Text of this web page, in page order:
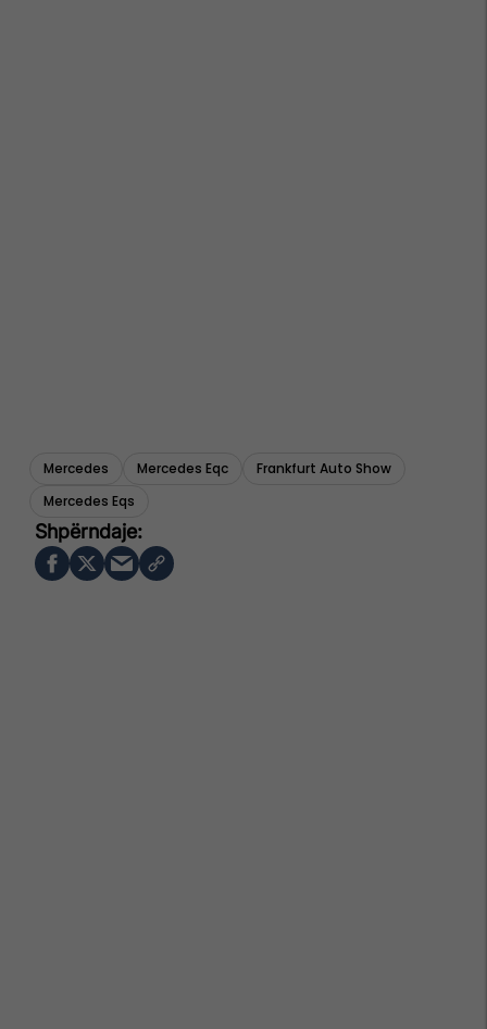
Mercedes Mercedes Eqc
Frankfurt Auto Show
Mercedes Eqs